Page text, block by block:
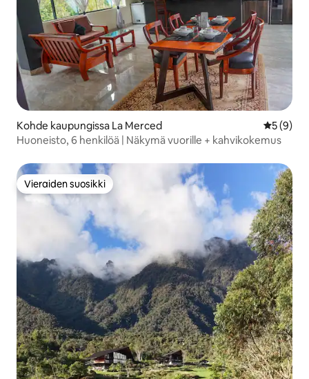
Kohde kaupungissa La Merced
5 (9)
Huoneisto, 6 henkilöä | Näkymä vuorille + kahvikokemus
Vieraiden suosikki
Vieraiden suosikki